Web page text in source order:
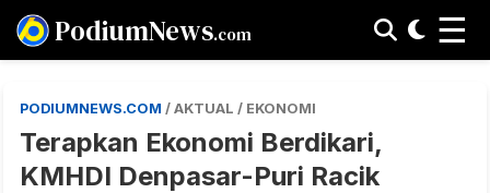
PodiumNews.com ☰
PODIUMNEWS.COM / AKTUAL / EKONOMI
Terapkan Ekonomi Berdikari,
KMHDI Denpasar-Puri Racik